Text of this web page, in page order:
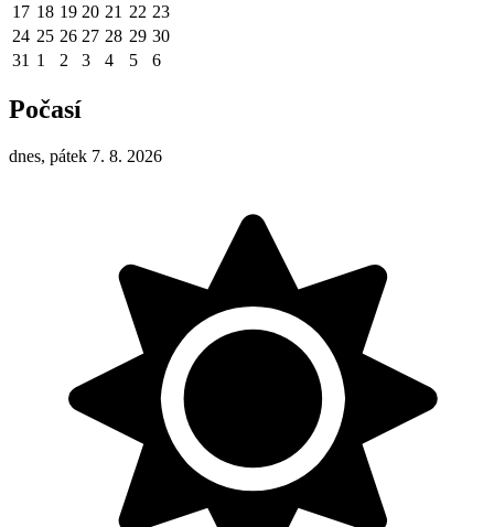
17 18 19 20 21 22 23
24 25 26 27 28 29 30
31 1 2 3 4 5 6
Počasí
dnes, pátek 7. 8. 2026